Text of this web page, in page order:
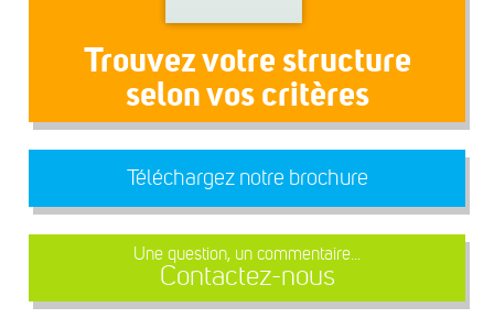
Trouvez votre structure
selon vos critères
Téléchargez notre brochure
Une question, un commentaire...
Contactez-nous